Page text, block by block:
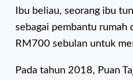
Ibu beliau, seorang ibu
sebagai pembantu rumah
RM700 sebulan untuk
Pada tahun 2018, Puan